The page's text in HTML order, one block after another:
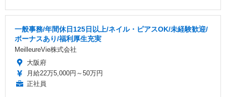
一般事務/年間休日125日以上/ネイル・ピアスOK/未経験歓迎/
ボーナスあり/福利厚生充実
MeilleureVie株式会社
大阪府
月給22万5,000円～50万円
正社員